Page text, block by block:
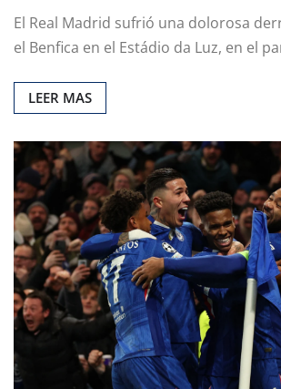
El Real Madrid sufrió una dolorosa
el Benfica en el Estádio da Luz, en el
LEER MAS